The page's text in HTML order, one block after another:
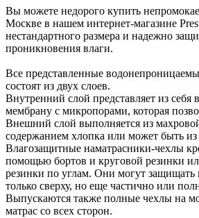
Вы можете недорого купить
Москве в нашем интернет-магазине
нестандартного размера и надежно
проникновения влаги.
Все представленные
состоят из двух слоев.
Внутренний слой представляет из
мембрану с микропорами, которая
Внешний слой выполняется из
содержанием хлопка или может быть
Влагозащитные наматрасники-чехлы
помощью бортов и круговой резинки
резинки по углам. Они могут защищать
только сверху, но еще частично или
Выпускаются также полные чехлы на
матрас со всех сторон.